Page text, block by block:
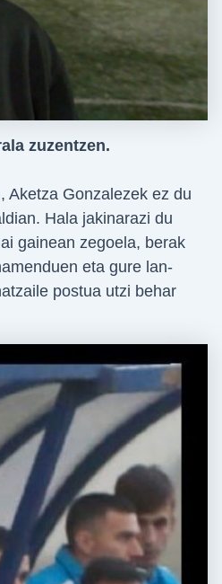
zuzentzen.
Aketza Gonzalezek ez du
Hala jakinarazi du
gainean zegoela, berak
eta gure lan-
postua utzi behar